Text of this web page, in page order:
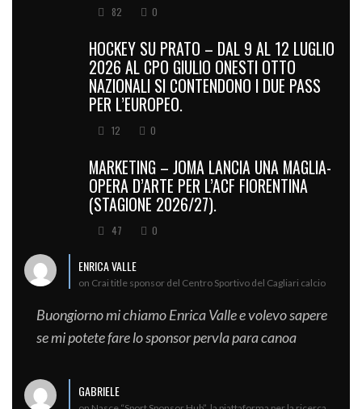
82 0
HOCKEY SU PRATO – DAL 9 AL 12 LUGLIO
2026 AL CPO GIULIO ONESTI OTTO
NAZIONALI SI CONTENDONO I DUE PASS
PER L’EUROPEO.
12 0
MARKETING – JOMA LANCIA UNA MAGLIA-
OPERA D’ARTE PER L’ACF FIORENTINA
(STAGIONE 2026/27).
47 0
ENRICA VALLE
on Crai title sponsor del Centro Sportivo del Cagliari calcio
Buongiorno mi chiamo Enrica Valle e volevo sapere
se mi potete fare lo sponsor pervla para canoa
GABRIELE